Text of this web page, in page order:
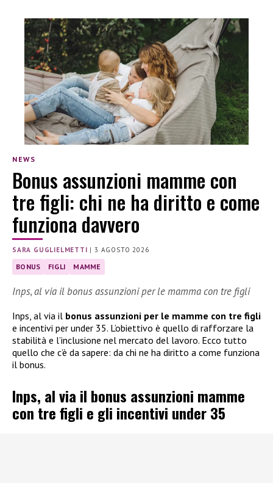
NEWS
Bonus assunzioni mamme con
tre figli: chi ne ha diritto e come
funziona davvero
SARA GUGLIELMETTI |3 AGOSTO 2026
BONUS FIGLI MAMME
Inps, al via il bonus assunzioni per le mamma con tre figli
Inps, al via il bonus assunzioni per le mamme con tre figli
e incentivi per under 35. L’obiettivo è quello di rafforzare la
stabilità e l’inclusione nel mercato del lavoro. Ecco tutto
quello che c’è da sapere: da chi ne ha diritto a come funziona
il bonus.
Inps, al via il bonus assunzioni mamme
con tre figli e gli incentivi under 35